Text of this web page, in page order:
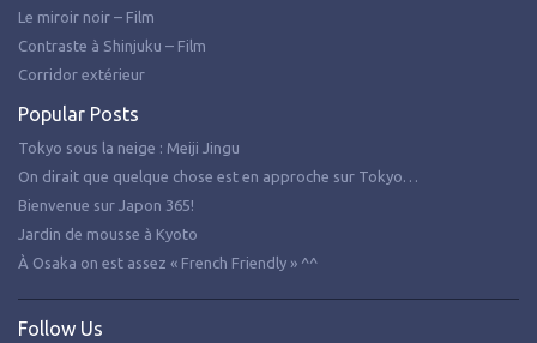
Le miroir noir – Film
Contraste à Shinjuku – Film
Corridor extérieur
Popular Posts
Tokyo sous la neige : Meiji Jingu
On dirait que quelque chose est en approche sur Tokyo…
Bienvenue sur Japon 365!
Jardin de mousse à Kyoto
À Osaka on est assez « French Friendly » ^^
Follow Us